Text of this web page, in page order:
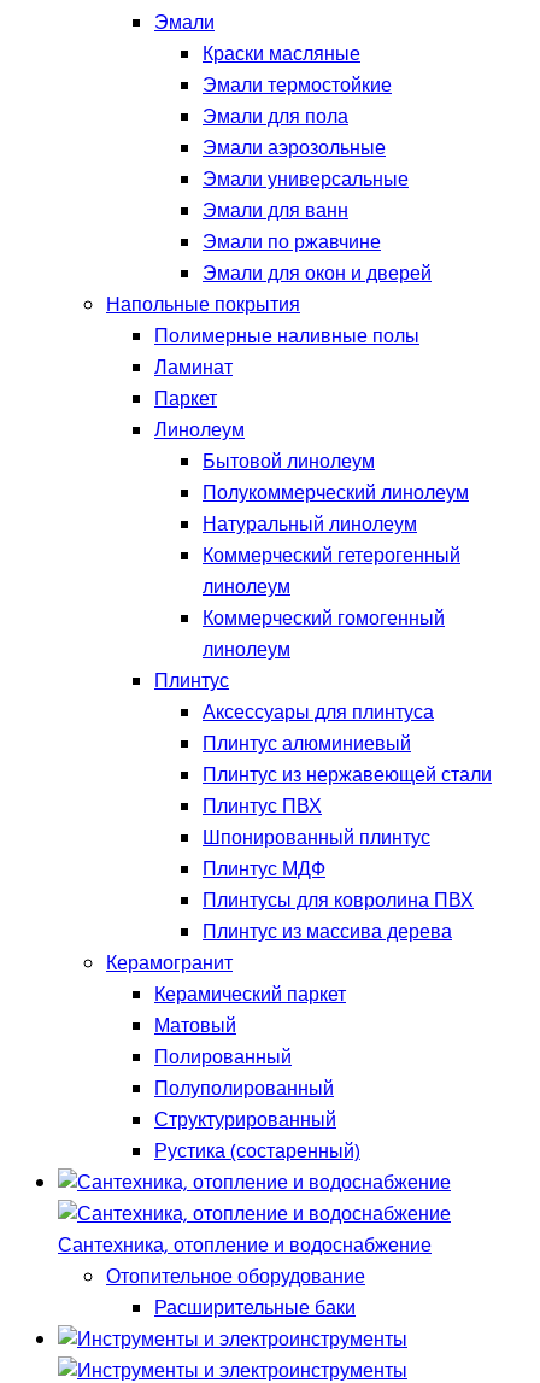
Эмали
Краски масляные
Эмали термостойкие
Эмали для пола
Эмали аэрозольные
Эмали универсальные
Эмали для ванн
Эмали по ржавчине
Эмали для окон и дверей
Напольные покрытия
Полимерные наливные полы
Ламинат
Паркет
Линолеум
Бытовой линолеум
Полукоммерческий линолеум
Натуральный линолеум
Коммерческий гетерогенный
линолеум
Коммерческий гомогенный
линолеум
Плинтус
Аксессуары для плинтуса
Плинтус алюминиевый
Плинтус из нержавеющей стали
Плинтус ПВХ
Шпонированный плинтус
Плинтус МДФ
Плинтусы для ковролина ПВХ
Плинтус из массива дерева
Керамогранит
Керамический паркет
Матовый
Полированный
Полуполированный
Структурированный
Рустика (состаренный)
Сантехника, отопление и водоснабжение
Отопительное оборудование
Расширительные баки